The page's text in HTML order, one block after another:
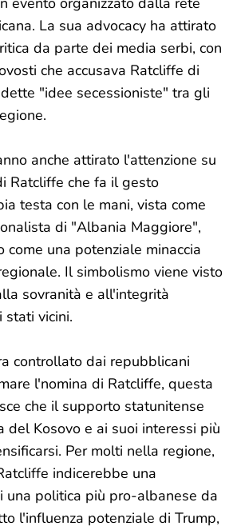
La sua advocacy ha attirato
da parte dei media serbi, con
che accusava Ratcliffe di
"idee secessioniste" tra gli
anche attirato l'attenzione su
Ratcliffe che fa il gesto
testa con le mani, vista come
di "Albania Maggiore",
come una potenziale minaccia
Il simbolismo viene visto
sovranità e all'integrità
vicini.
controllato dai repubblicani
l'nomina di Ratcliffe, questa
che il supporto statunitense
del Kosovo e ai suoi interessi più
Per molti nella regione,
indicerebbe una
una politica più pro-albanese da
l'influenza potenziale di Trump,